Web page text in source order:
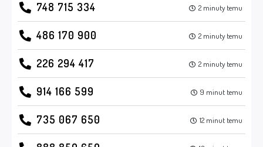
748 715 334 2 minuty temu
486 170 900 2 minuty temu
226 294 417 2 minuty temu
914 166 599 9 minut temu
735 067 650 12 minut temu